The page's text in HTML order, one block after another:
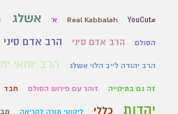
#YouCut
Real Kabbalah א' אשלג
הסולם הרב אדם סיני הרב אדם סיני
הרב יהודה לייב הלוי אשלג הרב יוחאי
זה גם בתיקייה זוהר עם פירוש הסולם חבד
יהדות כללי ליקוטי תורה לקריאה